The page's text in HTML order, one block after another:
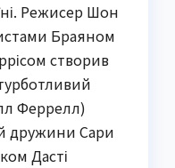
Режисер Шон
Браяном
створив
Феррелл)
дружини Сари
Дасті